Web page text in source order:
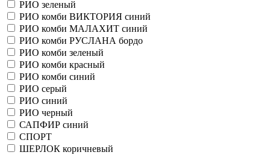
РИО зеленый
РИО комби ВИКТОРИЯ синий
РИО комби МАЛАХИТ синий
РИО комби РУСЛАНА бордо
РИО комби зеленый
РИО комби красный
РИО комби синий
РИО серый
РИО синий
РИО черный
САПФИР синий
СПОРТ
ШЕРЛОК коричневый